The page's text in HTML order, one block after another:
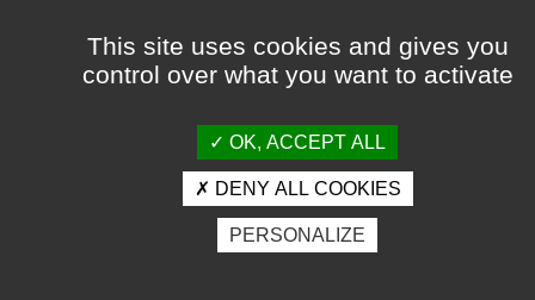
Crédits et mentions légales
Espace presse
Photothèque
This site uses cookies and gives you
control over what you want to activate
OK, ACCEPT ALL
DENY ALL COOKIES
PERSONALIZE